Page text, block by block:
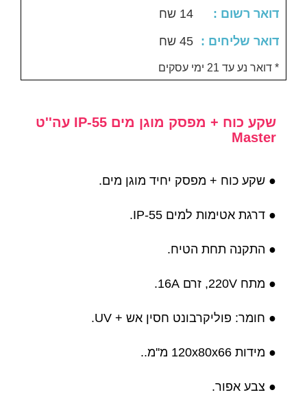
: דואר רשום
14 שח
: דואר שליחים
45 שח
דואר נע עד 21 ימי עסקים *
שקע כוח + מפסק מוגן מים IP-55 עה''ט
Master
● שקע כוח + מפסק יחיד מוגן מים.
● דרגת אטימות למים IP-55.
● התקנה תחת הטיח.
● מתח 220V, זרם 16A.
● חומר: פוליקרבונט חסין אש + UV.
● מידות 120x80x66 מ''מ..
● צבע אפור.